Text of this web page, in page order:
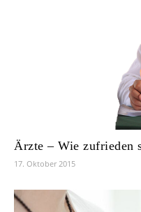
Ärzte – Wie zufrieden
17. Oktober 2015